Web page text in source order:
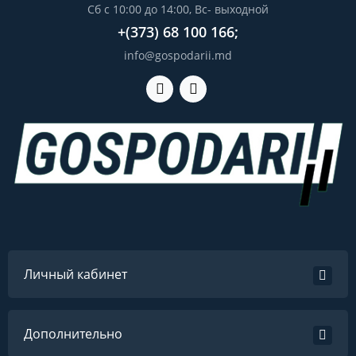
Сб с 10:00 до 14:00, Вс- выходной
+(373) 68 100 166;
info@gospodarii.md
Личный кабинет
Дополнительно